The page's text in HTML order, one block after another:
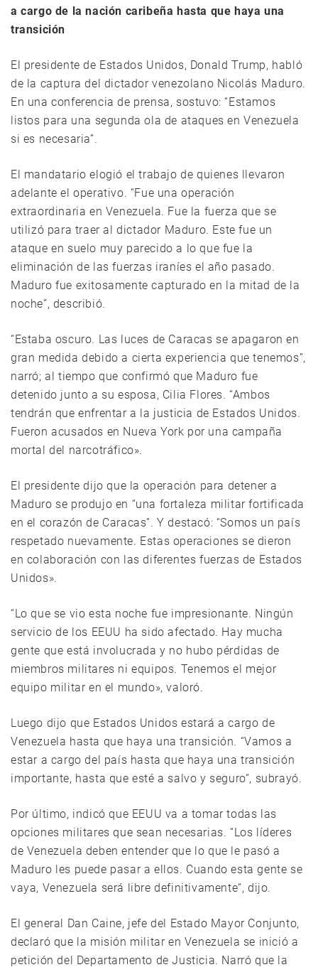
a cargo de la nación caribeña hasta que haya una
transición
El presidente de Estados Unidos, Donald Trump, habló
de la captura del dictador venezolano Nicolás Maduro.
En una conferencia de prensa, sostuvo: “Estamos
listos para una segunda ola de ataques en Venezuela
si es necesaria”.
El mandatario elogió el trabajo de quienes llevaron
adelante el operativo. “Fue una operación
extraordinaria en Venezuela. Fue la fuerza que se
utilizó para traer al dictador Maduro. Este fue un
ataque en suelo muy parecido a lo que fue la
eliminación de las fuerzas iraníes el año pasado.
Maduro fue exitosamente capturado en la mitad de la
noche”, describió.
“Estaba oscuro. Las luces de Caracas se apagaron en
gran medida debido a cierta experiencia que tenemos”,
narró; al tiempo que confirmó que Maduro fue
detenido junto a su esposa, Cilia Flores. “Ambos
tendrán que enfrentar a la justicia de Estados Unidos.
Fueron acusados en Nueva York por una campaña
mortal del narcotráfico».
El presidente dijo que la operación para detener a
Maduro se produjo en “una fortaleza militar fortificada
en el corazón de Caracas”. Y destacó: “Somos un país
respetado nuevamente. Estas operaciones se dieron
en colaboración con las diferentes fuerzas de Estados
Unidos».
“Lo que se vio esta noche fue impresionante. Ningún
servicio de los EEUU ha sido afectado. Hay mucha
gente que está involucrada y no hubo pérdidas de
miembros militares ni equipos. Tenemos el mejor
equipo militar en el mundo», valoró.
Luego dijo que Estados Unidos estará a cargo de
Venezuela hasta que haya una transición. “Vamos a
estar a cargo del país hasta que haya una transición
importante, hasta que esté a salvo y seguro“, subrayó.
Por último, indicó que EEUU va a tomar todas las
opciones militares que sean necesarias. “Los líderes
de Venezuela deben entender que lo que le pasó a
Maduro les puede pasar a ellos. Cuando esta gente se
vaya, Venezuela será libre definitivamente“, dijo.
El general Dan Caine, jefe del Estado Mayor Conjunto,
declaró que la misión militar en Venezuela se inició a
petición del Departamento de Justicia. Narró que la